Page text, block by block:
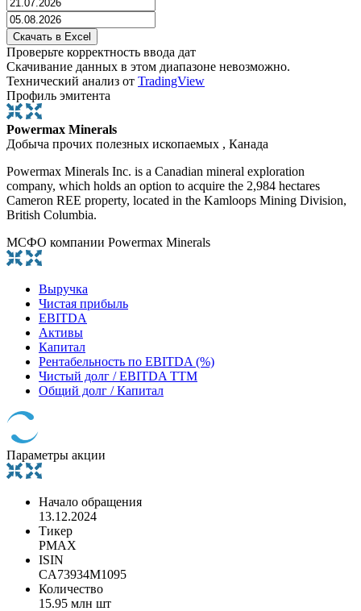
Проверьте корректность ввода дат
Скачивание данных в этом диапазоне невозможно.
Технический анализ от TradingView
Профиль эмитента
Powermax Minerals
Добыча прочих полезных ископаемых , Канада
Powermax Minerals Inc. is a Canadian mineral exploration
company, which holds an option to acquire the 2,984 hectares
Cameron REE property, located in the Kamloops Mining Division,
British Columbia.
МСФО компании Powermax Minerals
Выручка
Чистая прибыль
EBITDA
Активы
Капитал
Рентабельность по EBITDA (%)
Чистый долг / EBITDA TTM
Общий долг / Капитал
Параметры акции
Начало обращения
13.12.2024
Тикер
PMAX
ISIN
CA73934M1095
Количество
15.95 млн шт